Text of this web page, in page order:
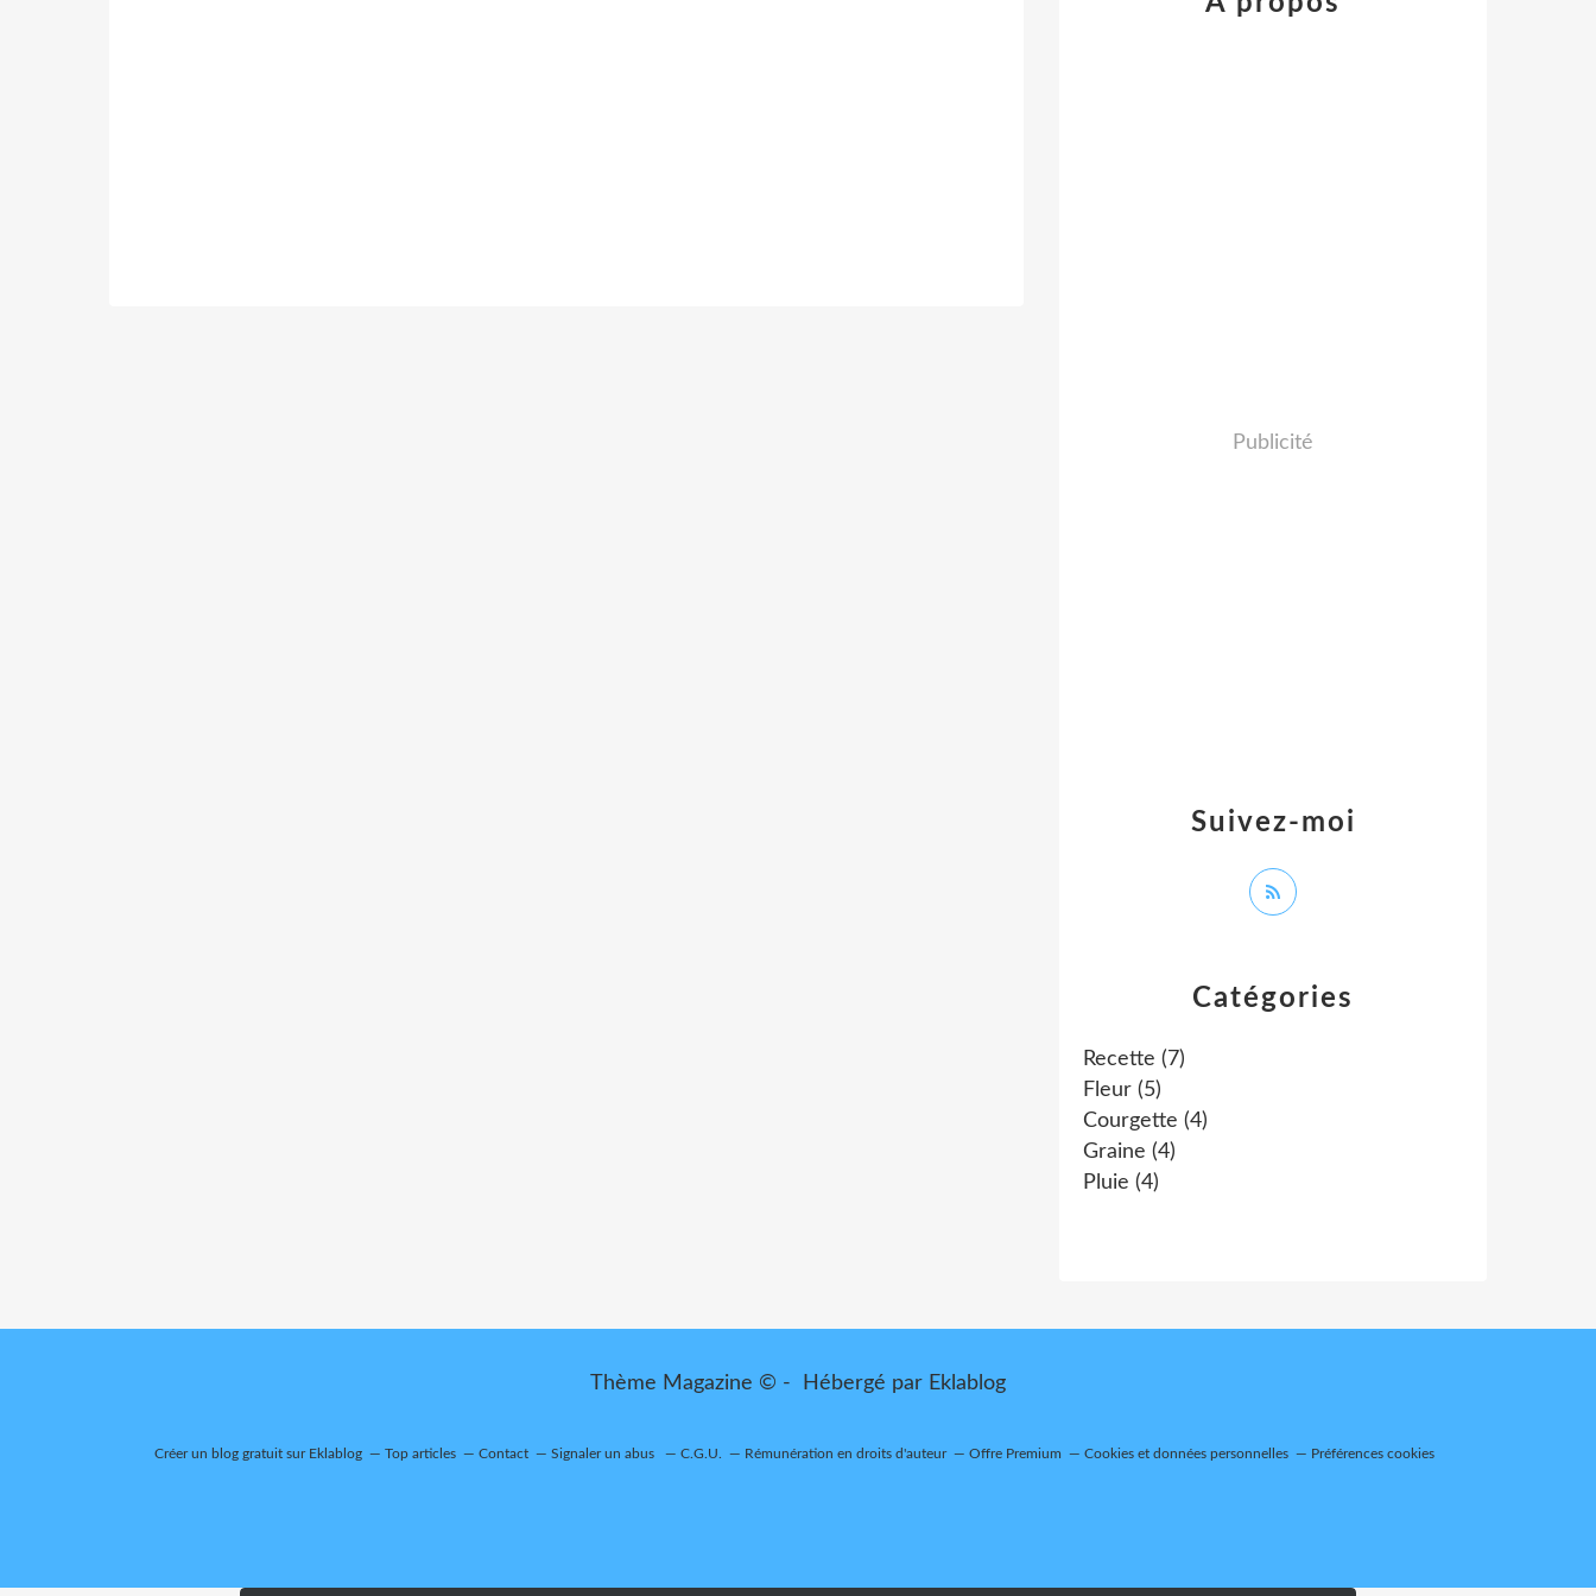
Catégories
Recette (7)
Fleur (5)
Courgette (4)
Graine (4)
Pluie (4)
Suivez-moi
Publicité
Thème Magazine © - Hébergé par Eklablog
Créer un blog gratuit sur Eklablog Top articles Contact Signaler un abus C.G.U. Rémunération en droits d'auteur Offre Premium Cookies et données personnelles Préférences cookies